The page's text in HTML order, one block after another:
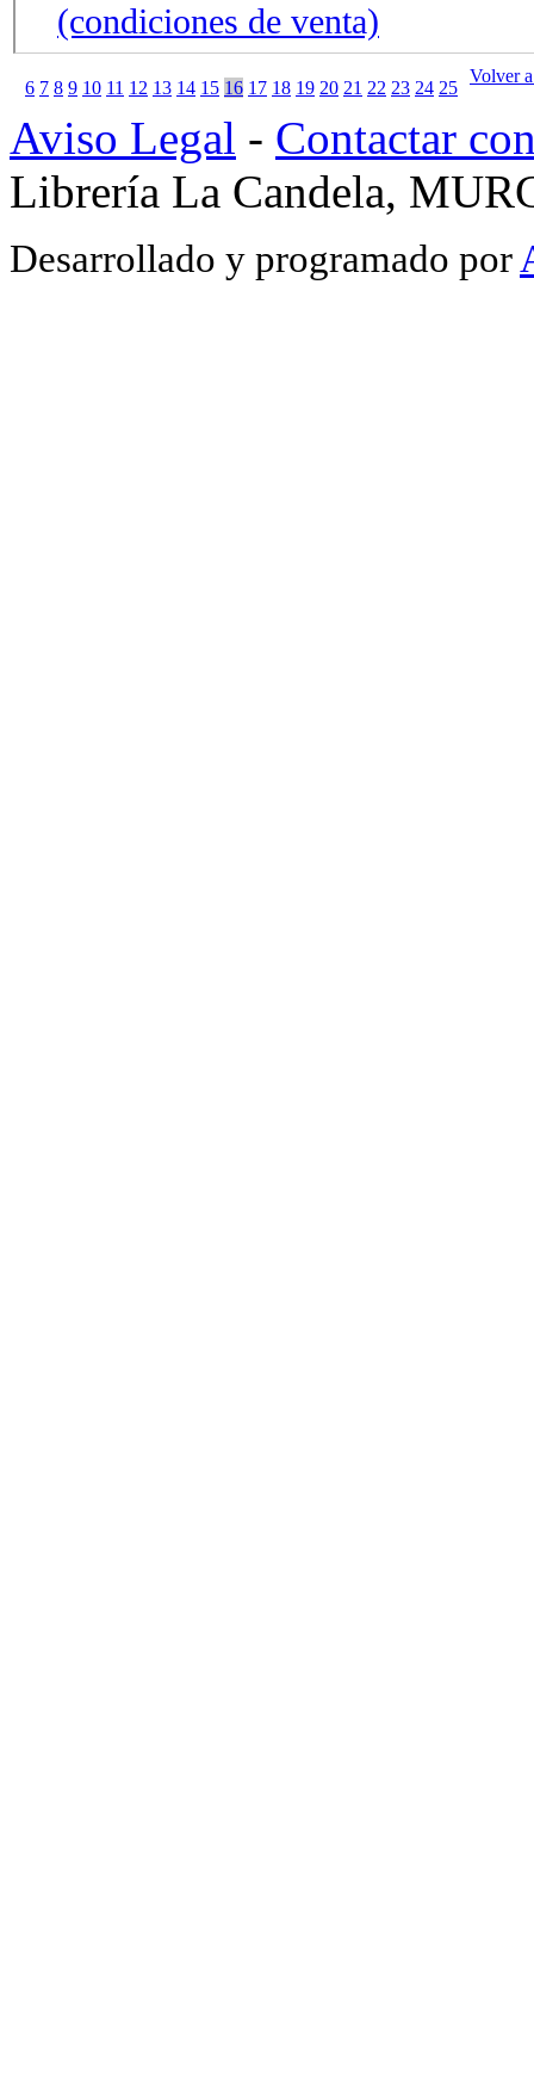
(condiciones de venta)
6 7 8 9 10 11 12 13 14 15 16 17 18 19 20 21 22 23 24 25
Volver
Aviso Legal - Contactar
Librería La Candela,
Desarrollado y programado por